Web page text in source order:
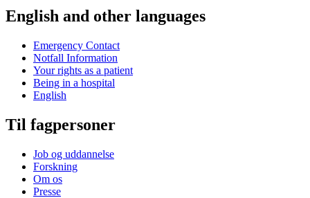
English and other languages
Emergency Contact
Notfall Information
Your rights as a patient
Being in a hospital
English
Til fagpersoner
Job og uddannelse
Forskning
Om os
Presse